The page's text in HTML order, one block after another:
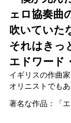
ェロ協奏曲
吹いていた
それはきっ
エドワード
イギリスの作曲
オリニストでもあ
著名な作品：
「